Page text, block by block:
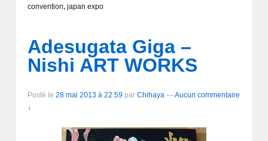
convention, japan expo
Adesugata Giga –
Nishi ART WORKS
Posté le 28 mai 2013 à 22:59 par Chihaya —Aucun commentaire
↓